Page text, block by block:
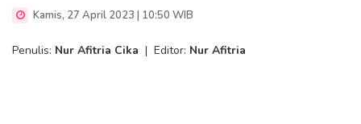
Kamis, 27 April 2023 | 10:50 WIB
Penulis: Nur Afitria Cika | Editor: Nur Afitria